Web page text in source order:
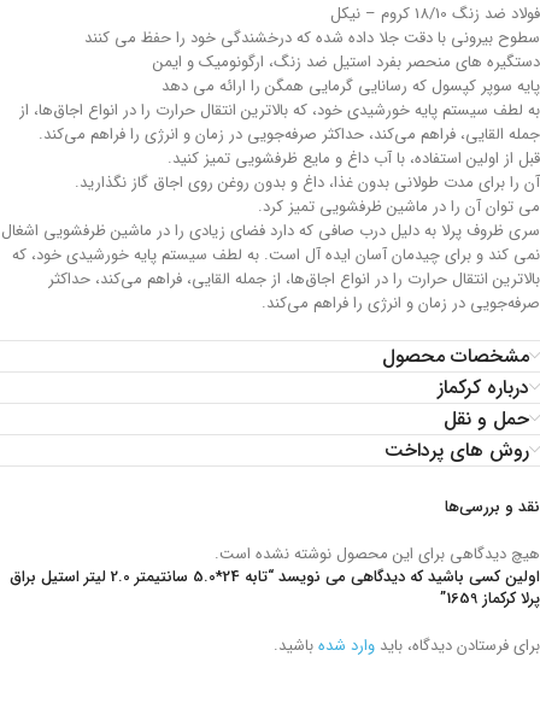
فولاد ضد زنگ 18/10 کروم – نیکل
سطوح بیرونی با دقت جلا داده شده که درخشندگی خود را حفظ می کنند
دستگیره های منحصر بفرد استیل ضد زنگ، ارگونومیک و ایمن
پایه سوپر کپسول که رسانایی گرمایی همگن را ارائه می دهد
به لطف سیستم پایه خورشیدی خود، که بالاترین انتقال حرارت را در انواع اجاق‌ها، از
جمله القایی، فراهم می‌کند، حداکثر صرفه‌جویی در زمان و انرژی را فراهم می‌کند.
قبل از اولین استفاده، با آب داغ و مایع ظرفشویی تمیز کنید.
آن را برای مدت طولانی بدون غذا، داغ و بدون روغن روی اجاق گاز نگذارید.
می توان آن را در ماشین ظرفشویی تمیز کرد.
سری ظروف پرلا به دلیل درب صافی که دارد فضای زیادی را در ماشین ظرفشویی اشغال
نمی کند و برای چیدمان آسان ایده آل است. به لطف سیستم پایه خورشیدی خود، که
بالاترین انتقال حرارت را در انواع اجاق‌ها، از جمله القایی، فراهم می‌کند، حداکثر
صرفه‌جویی در زمان و انرژی را فراهم می‌کند.
مشخصات محصول
درباره کرکماز
حمل و نقل
روش های پرداخت
نقد و بررسی‌ها
هیچ دیدگاهی برای این محصول نوشته نشده است.
اولین کسی باشید که دیدگاهی می نویسد “تابه 24*5.0 سانتیمتر 2.0 لیتر استیل براق
پرلا کرکماز 1659”
برای فرستادن دیدگاه، باید وارد شدهباشید.